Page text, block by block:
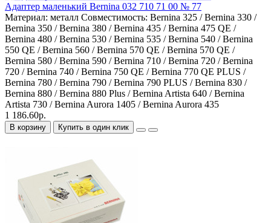
Адаптер маленький Bernina 032 710 71 00 № 77
Материал: металл Совместимость: Bernina 325 / Bernina 330 /
Bernina 350 / Bernina 380 / Bernina 435 / Bernina 475 QE /
Bernina 480 / Bernina 530 / Bernina 535 / Bernina 540 / Bernina
550 QE / Bernina 560 / Bernina 570 QE / Bernina 570 QE /
Bernina 580 / Bernina 590 / Bernina 710 / Bernina 720 / Bernina
720 / Bernina 740 / Bernina 750 QE / Bernina 770 QE PLUS /
Bernina 780 / Bernina 790 / Bernina 790 PLUS / Bernina 830 /
Bernina 880 / Bernina 880 Plus / Bernina Artista 640 / Bernina
Artista 730 / Bernina Aurora 1405 / Bernina Aurora 435
1 186.60р.
В корзину Купить в один клик